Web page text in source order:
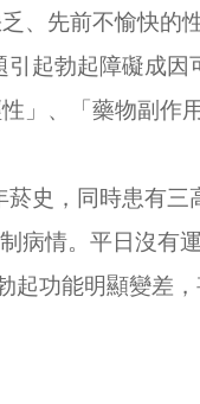
、先前不愉快的
起勃起障礙成因
」、「藥物副作
史，同時患有三
病情。平日沒有
起功能明顯變差